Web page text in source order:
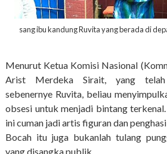
sang ibu kandung Ruvita yang berada di
Menurut Ketua Komisi Nasional
Arist Merdeka Sirait, yang telah
sebenernye Ruvita, beliau
obsesi untuk menjadi bintang
ini cuman jadi artis figuran dan
Bocah itu juga bukanlah tulang
yang disangka publik.